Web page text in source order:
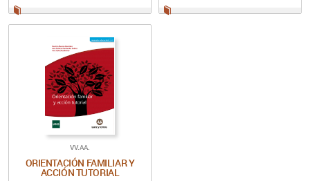
VV.AA.
ORIENTACIÓN FAMILIAR Y
ACCIÓN TUTORIAL